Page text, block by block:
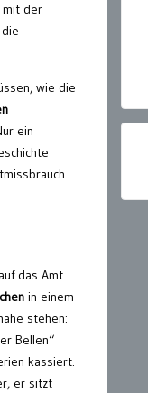
mit der
wie die
ein
das Amt
in einem
stehen:
Bellen“
kassiert.
er sitzt